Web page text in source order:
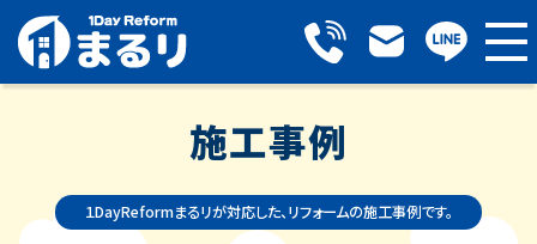
施工事例
１DayReformまるリが対応した、リフォームの施工事例です。